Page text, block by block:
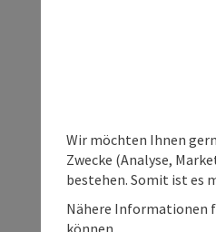
Wir möchten Ihnen
Zwecke (Analyse,
bestehen. Somit ist es
Nähere Informationen